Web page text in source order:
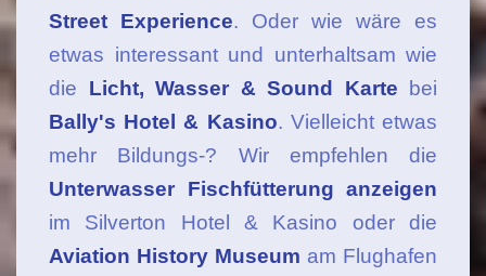
Street Experience. Oder wie wäre es
etwas interessant und unterhaltsam wie
die Licht, Wasser & Sound Karte bei
Bally's Hotel & Kasino. Vielleicht etwas
mehr Bildungs-? Wir empfehlen die
Unterwasser Fischfütterung anzeigen
im Silverton Hotel & Kasino oder die
Aviation History Museum am Flughafen